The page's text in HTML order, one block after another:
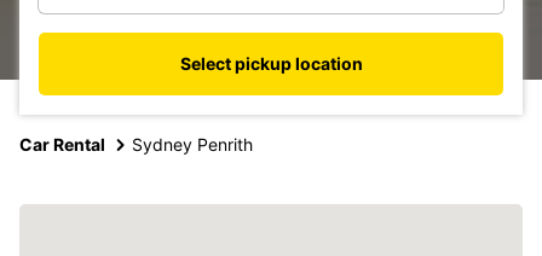
Select pickup location
Car Rental Sydney Penrith